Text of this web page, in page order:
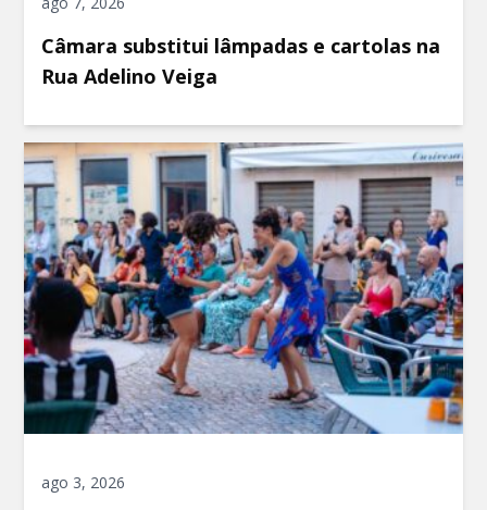
Câmara substitui lâmpadas e cartolas na
Rua Adelino Veiga
ago 3, 2026